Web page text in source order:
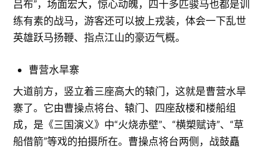
吕布”，场面宏大，惊心动魄，四十多匹骏马也都是训
练有素的战马，游客还可以披上戎装，体会一下乱世
英雄跃马扬鞭、指点江山的豪迈气概。
曹营水旱寨
大道前方，竖立着三座高大的辕门，这就是曹营水旱
寨了。它由曹操点将台、辕门、四座敌楼和楼船组
成，是《三国演义》中“火烧赤壁”、“横槊赋诗”、“草
船借箭”等戏的拍摄所在。曹操点将台两侧，战鼓矗